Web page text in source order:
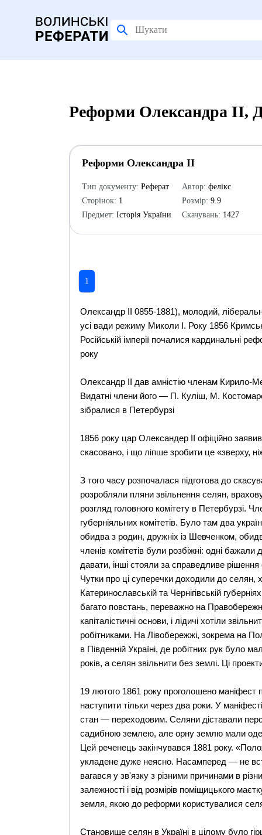
Реформи Олександра ІІ,
Реформи Олександра ІІ
Тип документу: Реферат
Сторінок: 1
Предмет: Історія України
Автор: фелікс
Розмір: 9.9
Скачувань: 1427
1
Олександр II 0855-1881), молодий,
усі вади режиму Миколи І. Року 1856
Російській імперії почалися кардинальні
року
Олександр ІІ дав амністію членам Кирило-
Видатні члени його — П. Куліш, М.
зібралися в Петербурзі
1856 року цар Олександер II офіційно
скасовано, і що ліпше зробити це «зверху,
З того часу розпочалася підготова до
розробляли пляни звільнення селян,
розгляд головного комітету в Петербурзі.
губерніяльних комітетів. Було там два
обидва з родин, дружніх із Шевченком,
членів комітетів були розбіжні: одні
давати, інші стояли за справедливе
Чутки про ці суперечки доходили до селян,
Катеринославській та Чернігівській
багато повстань, переважно на
капіталістичні основи, і лідичі хотіли
робітниками. На Лівобережжі, зокрема на
в Південній Україні, де робітних рук було
років, а селян звільнити без землі. Ці
19 лютого 1861 року проголошено маніфест
наступити тільки через два роки. У
стан — переходовим. Селяни діставали
садибною землею, але орну землю мали
Цей реченець закінчувався 1881 року.
укладене дуже неясно. Насамперед — не
вагався у зв'язку з різними причинами в
залежності і від розмірів поміщицького
земля, якою до реформи користувалися
Становище селян в Україні в цілому було